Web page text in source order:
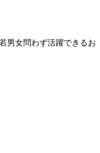
男女問わず活躍できるお